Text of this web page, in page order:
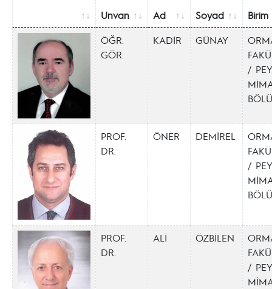
Unvan Ad Soyad
Birim
ÖĞR.
GÖR.
KADİR GÜNAY
/
PROF.
DR.
ÖNER DEMİREL
/
PROF.
DR.
ALİ ÖZBİLEN
/